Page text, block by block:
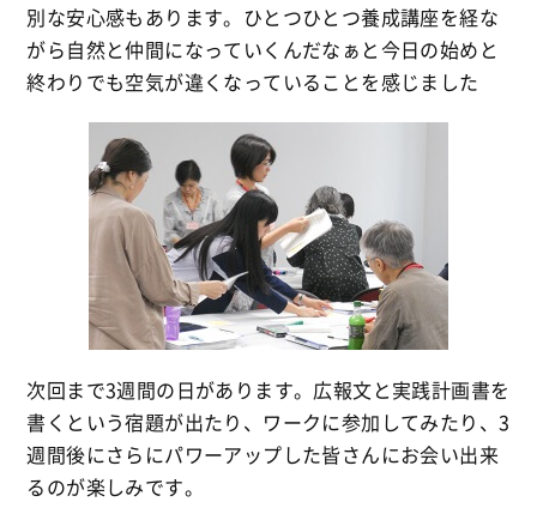
別な安心感もあります。ひとつひとつ養成講座を経な
がら自然と仲間になっていくんだなぁと今日の始めと
終わりでも空気が違くなっていることを感じました
次回まで3週間の日があります。広報文と実践計画書を
書くという宿題が出たり、ワークに参加してみたり、3
週間後にさらにパワーアップした皆さんにお会い出来
るのが楽しみです。